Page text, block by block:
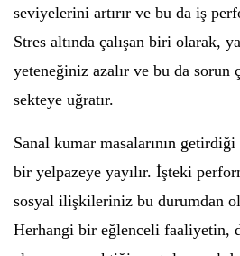
seviyelerini artırır ve bu da iş
Stres altında çalışan biri olarak,
yeteneğiniz azalır ve bu da
sekteye uğratır.
Sanal kumar masalarının
bir yelpazeye yayılır. İşteki
sosyal ilişkileriniz bu durumdan
Herhangi bir eğlenceli faaliyetin,